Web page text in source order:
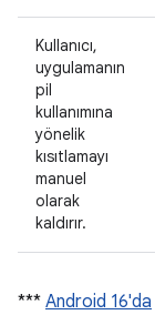
Kullanıcı,
uygulamanın
pil
kullanımına
yönelik
kısıtlamayı
manuel
olarak
kaldırır.
*** Android 16'da